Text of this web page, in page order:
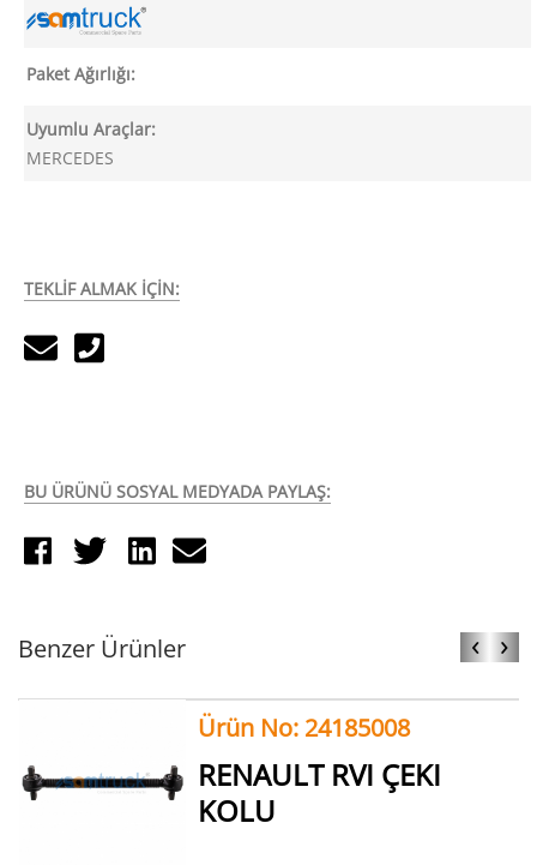
Paket Ağırlığı:
Uyumlu Araçlar:
MERCEDES
TEKLİF ALMAK İÇİN:
BU ÜRÜNÜ SOSYAL MEDYADA PAYLAŞ:
Benzer Ürünler ‹ ›
Ürün No: 24185008
RENAULT RVI ÇEKI
KOLU